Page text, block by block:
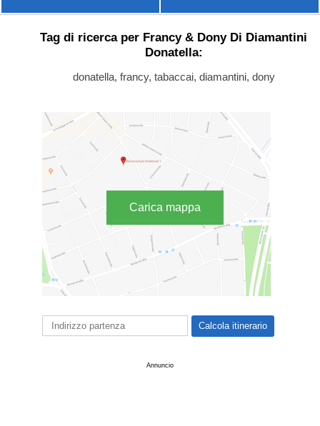
Tag di ricerca per Francy & Dony Di Diamantini
Donatella:
donatella, francy, tabaccai, diamantini, dony
Carica mappa
Annuncio